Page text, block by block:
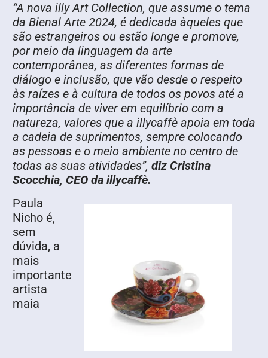
“A nova illy Art Collection, que assume o tema
da Bienal Arte 2024, é dedicada àqueles que
são estrangeiros ou estão longe e promove,
por meio da linguagem da arte
contemporânea, as diferentes formas de
diálogo e inclusão, que vão desde o respeito
às raízes e à cultura de todos os povos até a
importância de viver em equilíbrio com a
natureza, valores que a illycaffè apoia em toda
a cadeia de suprimentos, sempre colocando
as pessoas e o meio ambiente no centro de
todas as suas atividades”, diz Cristina
Scocchia, CEO da illycaffè.
Paula
Nicho é,
sem
dúvida, a
mais
importante
artista
maia